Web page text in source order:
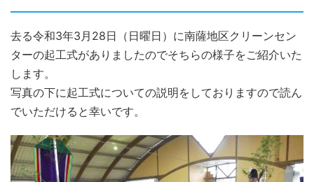
去る令和3年3月28日（日曜日）に南薩地区クリーンセン
ターの起工式がありましたのでそちらの様子をご紹介いた
します。
写真の下に起工式についての説明をしておりますので読ん
でいただけると幸いです。